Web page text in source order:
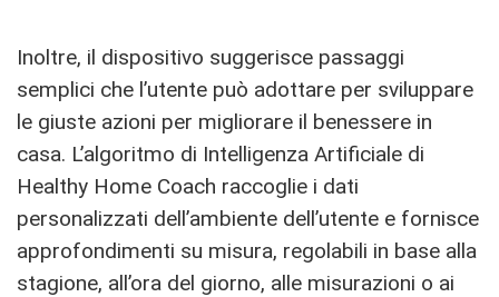
Inoltre, il dispositivo suggerisce passaggi
semplici che l’utente può adottare per sviluppare
le giuste azioni per migliorare il benessere in
casa. L’algoritmo di Intelligenza Artificiale di
Healthy Home Coach raccoglie i dati
personalizzati dell’ambiente dell’utente e fornisce
approfondimenti su misura, regolabili in base alla
stagione, all’ora del giorno, alle misurazioni o ai